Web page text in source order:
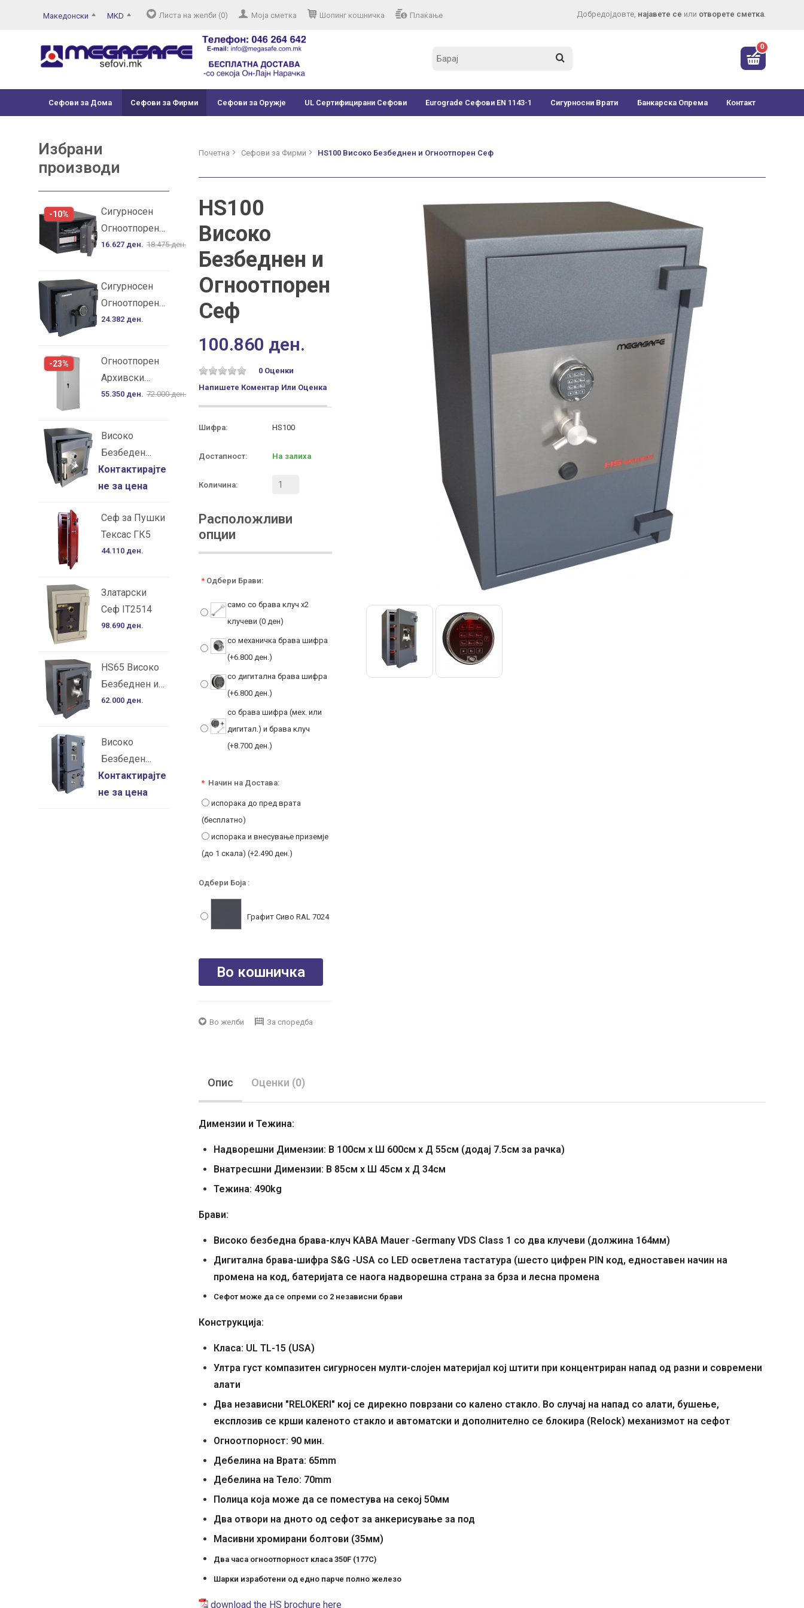
Македонски MKD Добредојдовте, најавете се или отворете сметка.
Листа на желби (0) Моја сметка Шопинг кошничка Плаќање
0
Сефови за Дома Сефови за Фирми Сефови за Оружје UL Сертифицирани Сефови Eurograde Сефови EN 1143-1 Сигурносни Врати Банкарска Опрема Контакт
Избрани
производи
-10%
Сигурносен
Огноотпорен
Сеф SS 32
16.627 ден. 18.475 ден.
Сигурносен
Огноотпорен
Сеф SS 45
24.382 ден.
-23%
Огноотпорен
Архивски
Ормар SB Pro
55.350 ден. 72.000 ден.
Високо
Безбеден
Сеф IT3520 со
UL TL-30
-САД
Контактирајте
не за цена
Сеф за Пушки
Тексас ГК5
44.110 ден.
Златарски
Сеф IT2514
98.690 ден.
HS65 Високо
Безбеднен и
Огноотпорен
62.000 ден.
Високо
Безбеден
Сеф со Две
Вертикални
Контактирајте
не за цена
Почетна Сефови за Фирми HS100 Високо Безбеднен и Огноотпорен Сеф
HS100
Високо
Безбеднен и
Огноотпорен
Сеф
100.860 ден.
0 Оценки
Напишете Коментар Или Оценка
Шифра: HS100
Достапност: На залиха
Количина:
Расположливи
опции
* Одбери Брави:
само со брава клуч x2
клучеви (0 ден)
со механичка брава шифра
(+6.800 ден.)
со дигитална брава шифра
(+6.800 ден.)
со брава шифра (мех. или
дигитал.) и брава клуч
(+8.700 ден.)
* Начин на Достава:
испорака до пред врата
(бесплатно)
испорака и внесување приземје
(до 1 скала) (+2.490 ден.)
Одбери Боја :
Графит Сиво RAL 7024
Во кошничка
Во желби За споредба
Опис Оценки (0)
Димензии и Тежина:
Надворешни Димензии: В 100см x Ш 600см x Д 55см (додај 7.5см за рачка)
Внатресшни Димензии: В 85см х Ш 45см х Д 34см
Тежина: 490kg
Брави:
Високо безбедна брава-клуч KABA Mauer -Germany VDS Class 1 со два клучеви (должина 164мм)
Дигитална брава-шифра S&G -USA со LED осветлена тастатура (шесто цифрен PIN код, едноставен начин на
промена на код, батеријата се наога надворешна страна за брза и лесна промена
Сефот може да се опреми со 2 независни брави
Конструкција:
Класа: UL TL-15 (USA)
Ултра густ компазитен сигурносен мулти-слојен материјал кој штити при концентриран напад од разни и современи
алати
Два независни "RELOKERI" кој се дирекно поврзани со калено стакло. Во случај на напад со алати, бушење,
експлозив се крши каленото стакло и автоматски и дополнително се блокира (Relock) механизмот на сефот
Огноотпорност: 90 мин.
Дебелина на Врата: 65mm
Дебелина на Тело: 70mm
Полица која може да се поместува на секој 50мм
Два отвори на дното од сефот за анкерисување за под
Масивни хромирани болтови (35мм)
Два часа огноотпорност класа 350F (177C)
Шарки изработени од едно парче полно железо
download the HS brochure here